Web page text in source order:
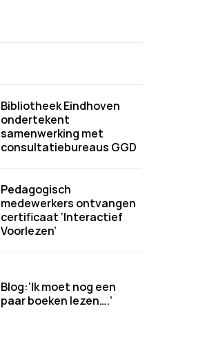
Bibliotheek Eindhoven
ondertekent
samenwerking met
consultatiebureaus GGD
Pedagogisch
medewerkers ontvangen
certificaat ‘Interactief
Voorlezen’
Blog:‘Ik moet nog een
paar boeken lezen….’